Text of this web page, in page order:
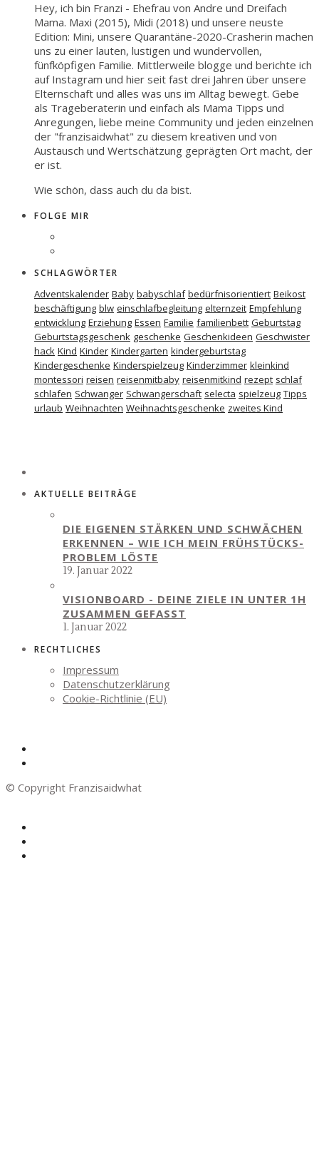
Hey, ich bin Franzi - Ehefrau von Andre und Dreifach
Mama. Maxi (2015), Midi (2018) und unsere neuste
Edition: Mini, unsere Quarantäne-2020-Crasherin machen
uns zu einer lauten, lustigen und wundervollen,
fünfköpfigen Familie. Mittlerweile blogge und berichte ich
auf Instagram und hier seit fast drei Jahren über unsere
Elternschaft und alles was uns im Alltag bewegt. Gebe
als Trageberaterin und einfach als Mama Tipps und
Anregungen, liebe meine Community und jeden einzelnen
der "franzisaidwhat" zu diesem kreativen und von
Austausch und Wertschätzung geprägten Ort macht, der
er ist.
Wie schön, dass auch du da bist.
FOLGE MIR
SCHLAGWÖRTER
Adventskalender Baby babyschlaf bedürfnisorientiert Beikost
beschäftigung blw einschlafbegleitung elternzeit Empfehlung
entwicklung Erziehung Essen Familie familienbett Geburtstag
Geburtstagsgeschenk geschenke Geschenkideen Geschwister
hack Kind Kinder Kindergarten kindergeburtstag
Kindergeschenke Kinderspielzeug Kinderzimmer kleinkind
montessori reisen reisenmitbaby reisenmitkind rezept schlaf
schlafen Schwanger Schwangerschaft selecta spielzeug Tipps
urlaub Weihnachten Weihnachtsgeschenke zweites Kind
AKTUELLE BEITRÄGE
DIE EIGENEN STÄRKEN UND SCHWÄCHEN
ERKENNEN – WIE ICH MEIN FRÜHSTÜCKS-
PROBLEM LÖSTE
19. Januar 2022
VISIONBOARD - DEINE ZIELE IN UNTER 1H
ZUSAMMEN GEFASST
1. Januar 2022
RECHTLICHES
Impressum
Datenschutzerklärung
Cookie-Richtlinie (EU)
© Copyright Franzisaidwhat